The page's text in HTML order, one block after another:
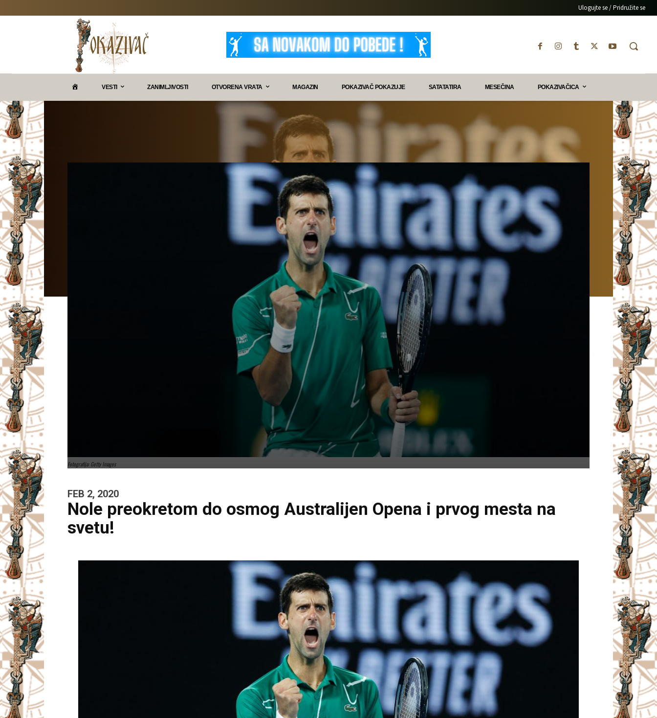
Ulogujte se / Pridružite se
VESTI ZANIMLJIVOSTI OTVORENA VRATA MAGAZIN POKAZIVAČ POKAZUJE SATATATIRA MESEČINA POKAZIVAČICA
Fotografija: Getty Images
FEB 2, 2020
Nole preokretom do osmog Australijen Opena i prvog mesta na
svetu!